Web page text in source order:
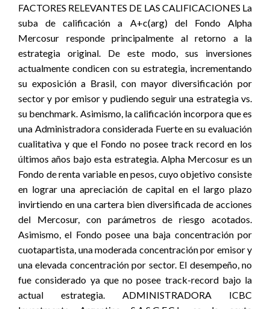
FACTORES RELEVANTES DE LAS CALIFICACIONES La
suba de calificación a A+c(arg) del Fondo Alpha
Mercosur responde principalmente al retorno a la
estrategia original. De este modo, sus inversiones
actualmente condicen con su estrategia, incrementando
su exposición a Brasil, con mayor diversificación por
sector y por emisor y pudiendo seguir una estrategia vs.
su benchmark. Asimismo, la calificación incorpora que es
una Administradora considerada Fuerte en su evaluación
cualitativa y que el Fondo no posee track record en los
últimos años bajo esta estrategia. Alpha Mercosur es un
Fondo de renta variable en pesos, cuyo objetivo consiste
en lograr una apreciación de capital en el largo plazo
invirtiendo en una cartera bien diversificada de acciones
del Mercosur, con parámetros de riesgo acotados.
Asimismo, el Fondo posee una baja concentración por
cuotapartista, una moderada concentración por emisor y
una elevada concentración por sector. El desempeño, no
fue considerado ya que no posee track-record bajo la
actual estrategia. ADMINISTRADORA ICBC